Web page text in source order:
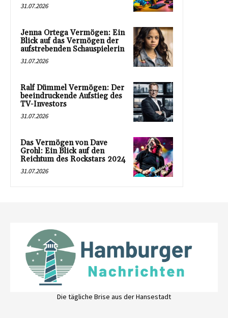
31.07.2026
Jenna Ortega Vermögen: Ein
Blick auf das Vermögen der
aufstrebenden Schauspielerin
31.07.2026
Ralf Dümmel Vermögen: Der
beeindruckende Aufstieg des
TV-Investors
31.07.2026
Das Vermögen von Dave
Grohl: Ein Blick auf den
Reichtum des Rockstars 2024
31.07.2026
Die tägliche Brise aus der Hansestadt